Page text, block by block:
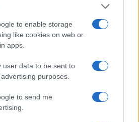
to enable storage
like cookies on web or
apps.
user data to be sent to
purposes.
to send me
vincitrice non sia pagata in
d’imposta, che può
tasse dopo due anni. Questo
solo alla banca, che lo
anche ai fornitori e ai
effetti è uno strumento di
incremento annuo in modo
dello “sconto” e aumentare